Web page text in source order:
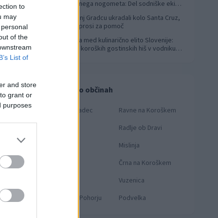
to
may
of the
List of
and store
grant or
purposes
svetovnega nogometa: Del sodniške ekipe
V Slovenj Gradcu ukradali kolo Santa Cruz,
lastnik prosi za pomoč
Koroška med kulinarično elito Slovenije:
Sedem koroških gostinskih hiš v vodniku
Novice po občinah
Slovenj Gradec
Ravne na Koroškem
Radlje ob Dravi
Mislinja
Črna na Koroškem
Vuzenica
Ribnica na Pohorju
Podvelka